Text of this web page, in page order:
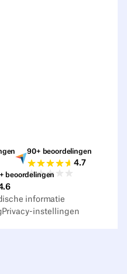
G2
Beoordelingen
90+ beoordelingen
4.7
Sourceforge
beoordelingen
informatie
Privacy-instellingen